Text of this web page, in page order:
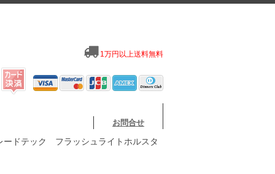
1万円以上送料無料
お問合せ
ードテック フラッシュライトホルスタ